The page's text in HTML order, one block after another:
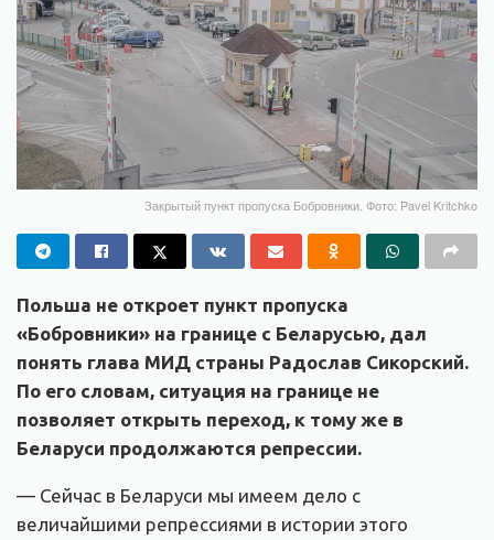
Закрытый пункт пропуска Бобровники. Фото: Pavel Kritchko
Польша не откроет пункт пропуска
«Бобровники» на границе с Беларусью, дал
понять глава МИД страны Радослав Сикорский.
По его словам, ситуация на границе не
позволяет открыть переход, к тому же в
Беларуси продолжаются репрессии.
— Сейчас в Беларуси мы имеем дело с
величайшими репрессиями в истории этого